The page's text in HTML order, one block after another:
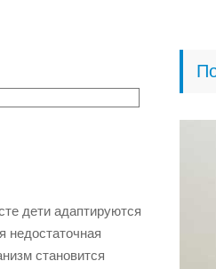
дети адаптируются
недостаточная
становится